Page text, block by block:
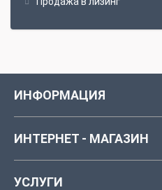
ИНФОРМАЦИЯ
ИНТЕРНЕТ - МАГАЗИН
УСЛУГИ